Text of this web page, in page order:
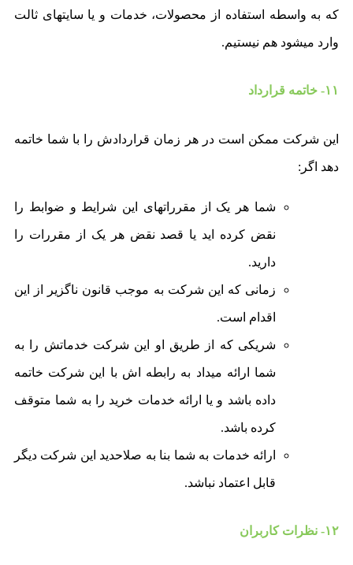
که به واسطه استفاده از محصولات، خدمات و یا سایتهای ثالت
وارد میشود هم نیستیم.
۱۱- خاتمه قرارداد
این شرکت ممکن است در هر زمان قراردادش را با شما خاتمه
دهد اگر:
شما هر یک از مقرراتهای این شرایط و ضوابط را
نقض کرده اید یا قصد نقض هر یک از مقررات را
دارید.
زمانی که این شرکت به موجب قانون ناگزیر از این
اقدام است.
شریکی که از طریق او این شرکت خدماتش را به
شما ارائه میداد به رابطه اش با این شرکت خاتمه
داده باشد و یا ارائه خدمات خرید را به شما متوقف
کرده باشد.
ارائه خدمات به شما بنا به صلاحدید این شرکت دیگر
قابل اعتماد نباشد.
۱۲- نظرات کاربران